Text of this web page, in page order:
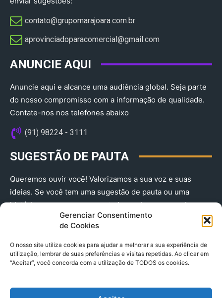
Gerenciar Consentimento
de Cookies
O nosso site utiliza cookies para ajudar a melhorar a sua experiência de
utilização, lembrar de suas preferências e visitas repetidas. Ao clicar em
“Aceitar”, você concorda com a utilização de TODOS os cookies.
contato@grupomarajoara.com.br
aprovinciadoparacomercial@gmail.com​
ANUNCIE AQUI
Anuncie aqui e alcance uma audiência global. Seja parte
do nosso compromisso com a informação de qualidade.
Contate-nos nos telefones abaixo
(91) 98224 - 3111
SUGESTÃO DE PAUTA
Queremos ouvir você! Valorizamos a sua voz e suas
ideias. Se você tem uma sugestão de pauta ou uma
história que merece ser contada, envie-nos agora!
(91) 98224 - 3111